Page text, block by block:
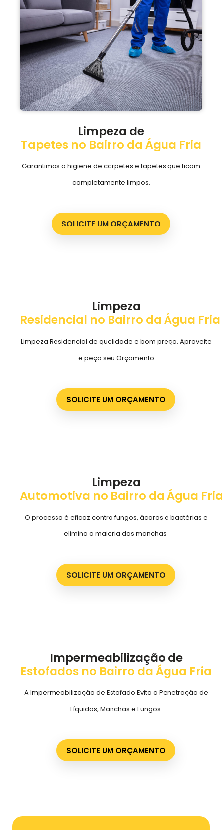
Limpeza de
Tapetes no Bairro da Água Fria
Garantimos a higiene de carpetes e tapetes que ficam
completamente limpos.
SOLICITE UM ORÇAMENTO
Limpeza
Residencial no Bairro da Água Fria
Limpeza Residencial de qualidade e bom preço. Aproveite
e peça seu Orçamento
SOLICITE UM ORÇAMENTO
Limpeza
Automotiva no Bairro da Água
O processo é eficaz contra fungos, ácaros e bactérias e
elimina a maioria das manchas.
SOLICITE UM ORÇAMENTO
Impermeabilização de
Estofados no Bairro da Água Fria
A Impermeabilização de Estofado Evita a Penetração de
Líquidos, Manchas e Fungos.
SOLICITE UM ORÇAMENTO